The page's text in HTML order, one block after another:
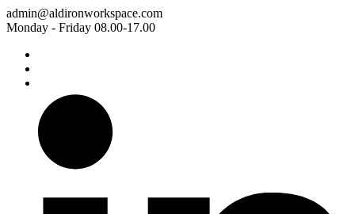
Skip
to
admin@aldironworkspace.com
Monday - Friday 08.00-17.00